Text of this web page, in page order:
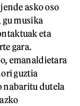
asko oso
musika
eta
gara.
emanaldietara
guztia
nabaritu dutela